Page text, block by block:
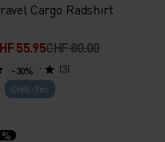
Cargo Radshirt
55.95CHF 80.00
(3)
-30%
Chill-Tec
%